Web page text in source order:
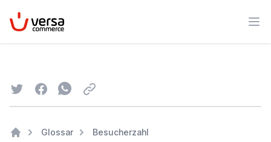
VersaCommerce
TwitterFacebookWhatsapp
Email
Glossar Besucherzahl